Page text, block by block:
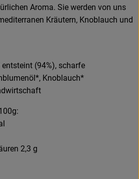
Aroma. Sie werden von uns
Kräutern, Knoblauch und
(94%), scharfe
Knoblauch*
2,3 g